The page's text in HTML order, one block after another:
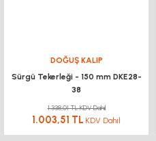
DOĞUŞ KALIP
Sürgü Tekerleği - 150 mm DKE28-
38
1.338,01 TL KDV Dahil
1.003,51 TL KDV Dahil